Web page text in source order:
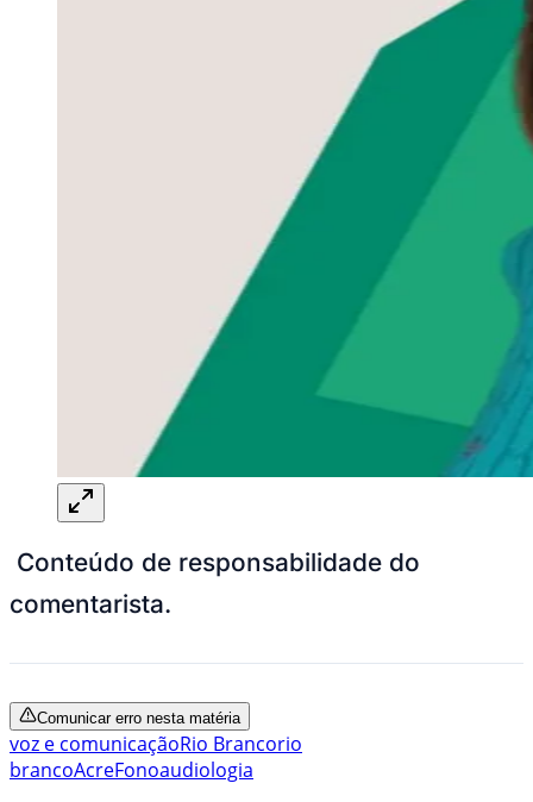
Conteúdo de responsabilidade do
comentarista.
Comunicar erro nesta matéria
voz e comunicaçãoRio Brancorio
brancoAcreFonoaudiologia